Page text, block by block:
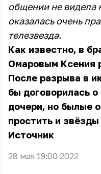
общении не видела
оказалась очень
телезвезда.
Как известно, в
Омаровым Ксения
После разрыва в
бы договорилась
дочери, но былые
простить и
Источник
28 мая 19:00 2022